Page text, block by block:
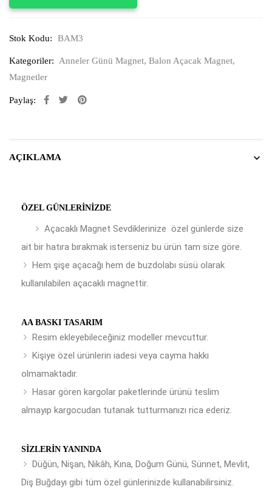
Stok Kodu: BAM3
Kategoriler: Anneler Günü Magnet, Balon Açacak Magnet,
Magnetler
Paylaş:
AÇIKLAMA
ÖZEL GÜNLERINIZDE
Açacaklı Magnet Sevdiklerinize özel günlerde size
ait bir hatıra bırakmak isterseniz bu ürün tam size göre.
Hem şişe açacağı hem de buzdolabı süsü olarak
kullanılabilen açacaklı magnettir.
AA BASKI TASARIM
Resim ekleyebileceğiniz modeller mevcuttur.
Kişiye özel ürünlerin iadesi veya cayma hakkı
olmamaktadır.
Hasar gören kargolar paketlerinde ürünü teslim
almayıp kargocudan tutanak tutturmanızı rica ederiz.
SIZLERIN YANINDA
Düğün, Nişan, Nikâh, Kına, Doğum Günü, Sünnet, Mevlit,
Diş Buğdayı gibi tüm özel günlerinizde kullanabilirsiniz.